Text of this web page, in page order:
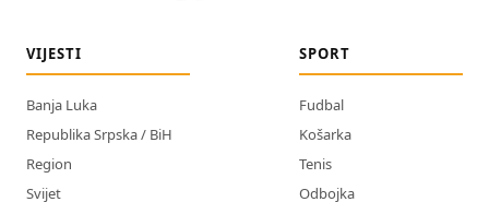
VIJESTI
Banja Luka
Republika Srpska / BiH
Region
Svijet
SPORT
Fudbal
Košarka
Tenis
Odbojka